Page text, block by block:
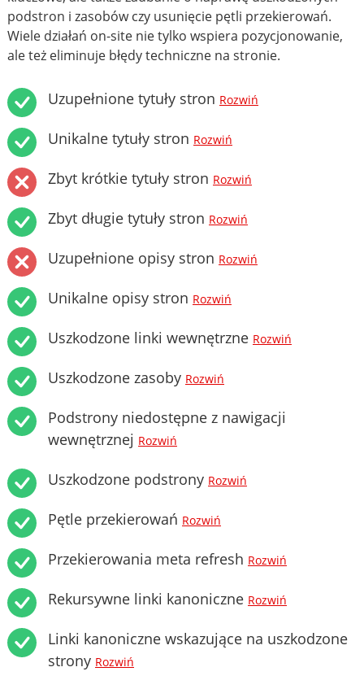
podstron i zasobów czy usunięcie pętli przekierowań.
Wiele działań on-site nie tylko wspiera pozycjonowanie,
ale też eliminuje błędy techniczne na stronie.
Uzupełnione tytuły stron Rozwiń
Unikalne tytuły stron Rozwiń
Zbyt krótkie tytuły stron Rozwiń
Zbyt długie tytuły stron Rozwiń
Uzupełnione opisy stron Rozwiń
Unikalne opisy stron Rozwiń
Uszkodzone linki wewnętrzne Rozwiń
Uszkodzone zasoby Rozwiń
Podstrony niedostępne z nawigacji
wewnętrznej Rozwiń
Uszkodzone podstrony Rozwiń
Pętle przekierowań Rozwiń
Przekierowania meta refresh Rozwiń
Rekursywne linki kanoniczne Rozwiń
Linki kanoniczne wskazujące na uszkodzone
strony Rozwiń